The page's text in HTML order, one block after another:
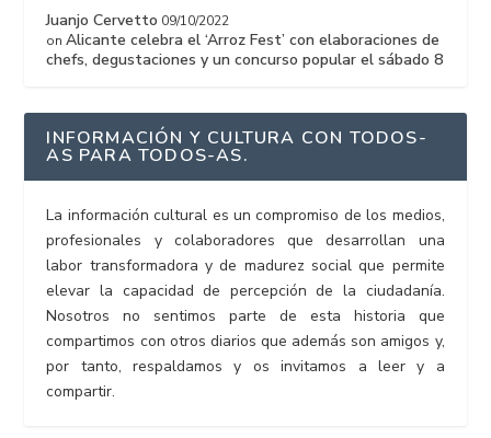
Juanjo Cervetto 09/10/2022
onAlicante celebra el ‘Arroz Fest’ con elaboraciones de
chefs, degustaciones y un concurso popular el sábado 8
INFORMACIÓN Y CULTURA CON TODOS-
AS PARA TODOS-AS.
La información cultural es un compromiso de los medios,
profesionales y colaboradores que desarrollan una
labor transformadora y de madurez social que permite
elevar la capacidad de percepción de la ciudadanía.
Nosotros no sentimos parte de esta historia que
compartimos con otros diarios que además son amigos y,
por tanto, respaldamos y os invitamos a leer y a
compartir.